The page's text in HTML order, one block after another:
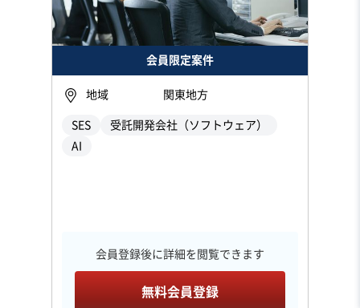
会員限定案件
地域 関東地方
SES
受託開発会社（ソフトウェア）
AI
会員登録後に詳細を閲覧できます
無料会員登録